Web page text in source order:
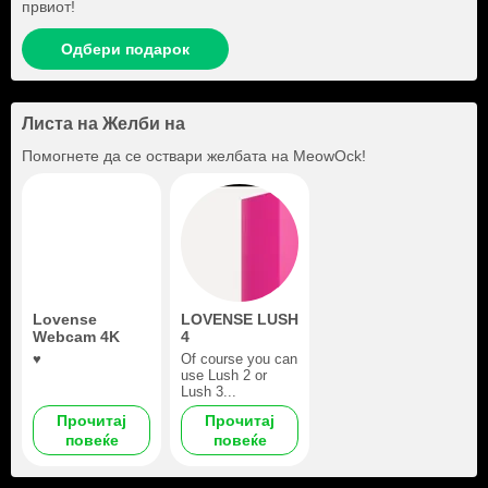
првиот!
Одбери подарок
Листа на Желби на
Помогнете да се оствари желбата на MeowOck!
Lovense
Webcam 4K
♥️
Прочитај
повеќе
LOVENSE LUSH
4
Of course you can
use Lush 2 or
Lush 3...
Прочитај
повеќе